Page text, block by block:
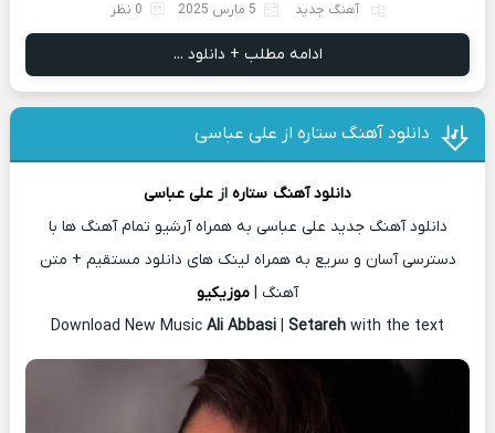
آهنگ جدید 5 مارس 2025 0 نظر
ادامه مطلب + دانلود ...
دانلود آهنگ ستاره از علی عباسی
دانلود آهنگ ستاره از علی عباسی
دانلود آهنگ جدید علی عباسی به همراه آرشیو تمام آهنگ ها با
دسترسی آسان و سریع به همراه لینک های دانلود مستقیم + متن
آهنگ | موزیکیو
Download New Music Ali Abbasi | Setareh with the text